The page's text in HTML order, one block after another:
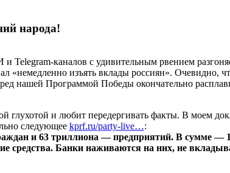
народа!
каналов с удивительным рвением
«немедленно изъять вклады россиян». Очевидно,
нашей Программой Победы окончательно
глухотой и любит передергивать факты. В моем
следующее kprf.ru/party-live…:
и 63 триллиона — предприятий. В сумме —
средства. Банки наживаются на них, не